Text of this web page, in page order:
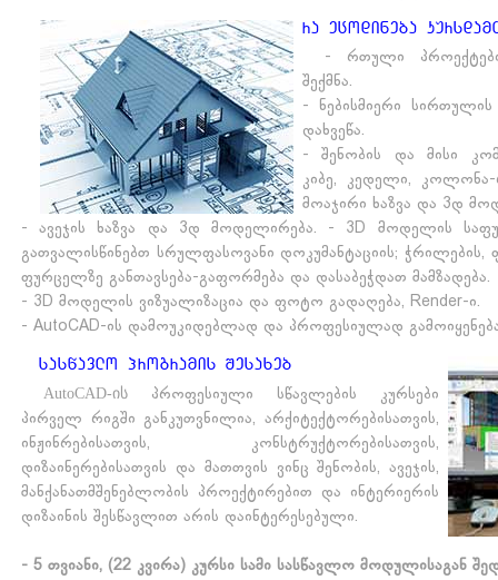
ra ecodineba
- რთული
შექმნა.
- ნებისმიერი სირთულის
დახვეწა.
- შენობის და მისი
კიბე, კედელი, კოლონა-
მოაჯირი ხაზვა და 3დ
- ავეჯის ხაზვა და 3დ მოდელირება. - 3D მოდელის
გათვალისწინებთ სრულფასოვანი დოკუმანტაციის; ჭრილების,
ფურცელზე განთავსება-გაფორმება და დასაბეჭდათ მამზადება.
- 3D მოდელის ვიზუალიზაცია და ფოტო გადაღება, Render-ი.
- AutoCAD-ის დამოუკიდებლად და პროფესიულად
saswavlo programis Sesaxeb
AutoCAD-ის პროფესიული სწავლების კურსები
პირველ რიგში განკუთვნილია, არქიტექტორებისათვის,
ინჟინრებისათვის, კონსტრუქტორებისათვის,
დიზაინერებისათვის და მათთვის ვინც შენობის, ავეჯის,
მანქანათმშენებლობის პროექტირებით და ინტერიერის
დიზაინის შესწავლით არის დაინტერესებული.
- 5 თვიანი, (22 კვირა) კურსი სამი სასწავლო მოდულისაგან